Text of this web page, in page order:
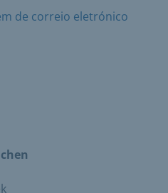
de correio eletrónico